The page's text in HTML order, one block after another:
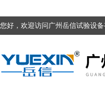
您好，欢迎访问广州岳信试验设备